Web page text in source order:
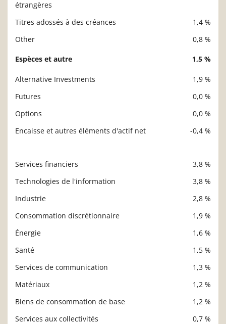
étrangères
Titres adossés à des créances
1,4 %
Other
0,8 %
Espèces et autre 1,5 %
Alternative Investments
1,9 %
Futures
0,0 %
Options
0,0 %
Encaisse et autres éléments d'actif net
-0,4 %
Services financiers
3,8 %
Technologies de l'information
3,8 %
Industrie
2,8 %
Consommation discrétionnaire
1,9 %
Énergie
1,6 %
Santé
1,5 %
Services de communication
1,3 %
Matériaux
1,2 %
Biens de consommation de base
1,2 %
Services aux collectivités
0,7 %